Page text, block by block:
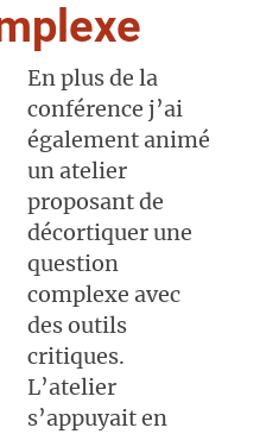
En plus de la
conférence j’ai
également animé
un atelier
proposant de
décortiquer une
question
complexe avec
des outils
critiques.
L’atelier
s’appuyait en